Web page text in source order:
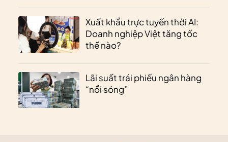
Xuất khẩu trực tuyến thời AI:
Doanh nghiệp Việt tăng tốc
thế nào?
Lãi suất trái phiếu ngân hàng
“nổi sóng”